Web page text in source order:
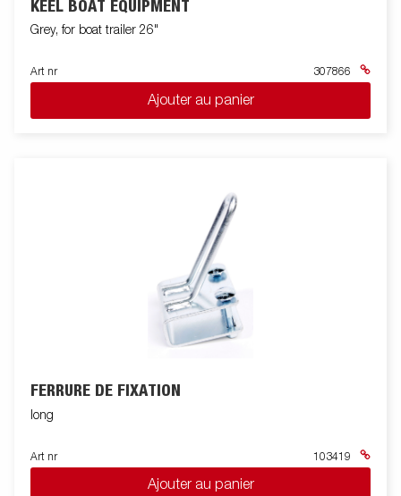
KEEL BOAT EQUIPMENT
Grey, for boat trailer 26"
Art nr 307866
Ajouter au panier
FERRURE DE FIXATION
long
Art nr 103419
Ajouter au panier